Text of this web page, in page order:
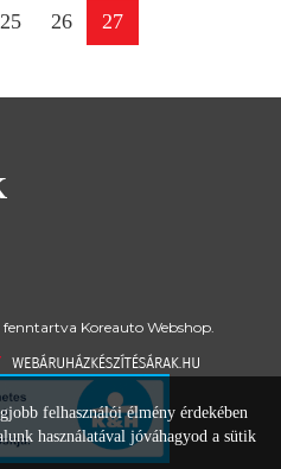
felhasználói élmény érdekében
használatával jóváhagyod a sütik
25 26 27
Koreauto Webshop.